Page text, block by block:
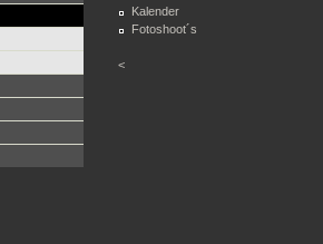
Kalender
Fotoshoot´s
<